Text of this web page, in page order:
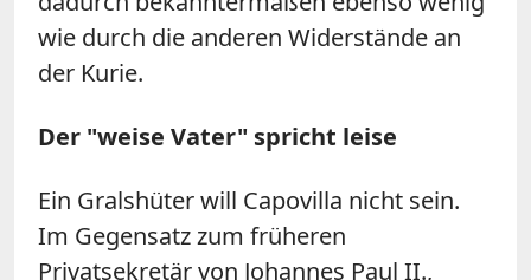
wie durch die anderen Widerstände an
der Kurie.
Der "weise Vater" spricht leise
Ein Gralshüter will Capovilla nicht sein.
Im Gegensatz zum früheren
Privatsekretär von Johannes Paul II.,